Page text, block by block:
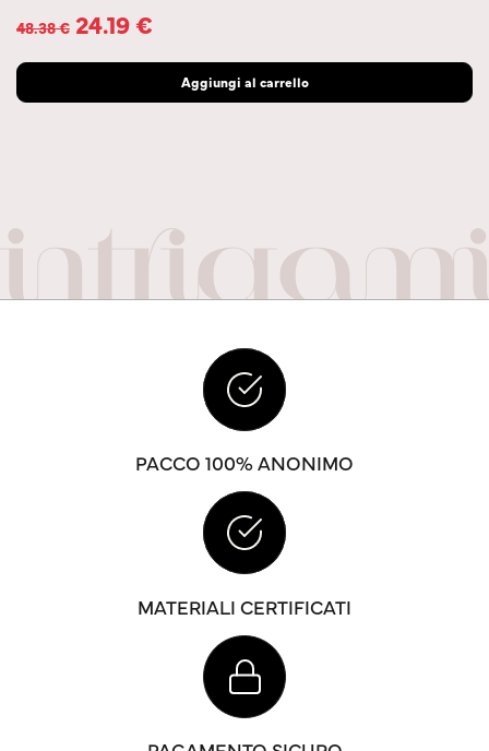
48.38€ 24.19€
Aggiungi al carrello
PACCO 100% ANONIMO
MATERIALI CERTIFICATI